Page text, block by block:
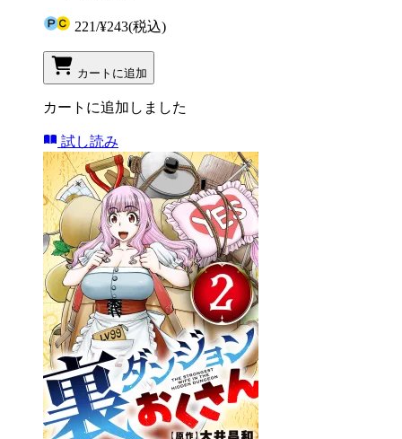
221/¥243(税込)
カートに追加
カートに追加しました
試し読み